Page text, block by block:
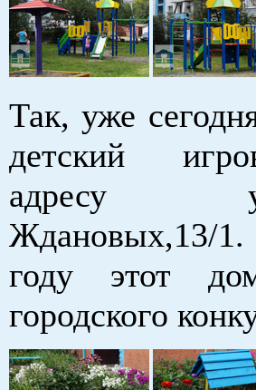
Так, уже
детский
адресу
Ждановых,13/
году этот
городского